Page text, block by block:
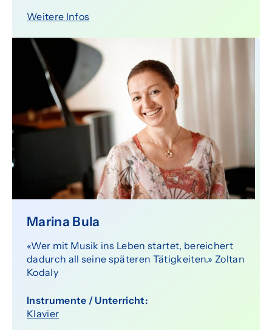
Weitere Infos
Marina Bula
«Wer mit Musik ins Leben startet, bereichert
dadurch all seine späteren Tätigkeiten.» Zoltan
Kodaly
Instrumente / Unterricht:
Klavier